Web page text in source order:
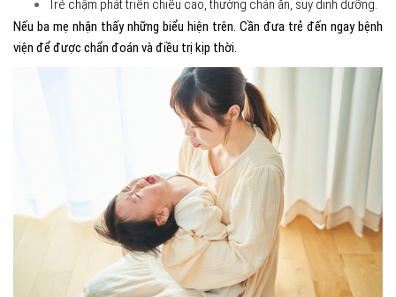
Trẻ chậm phát triển chiều cao, thường chán ăn, suy dinh dưỡng.
Nếu ba mẹ nhận thấy những biểu hiện trên. Cần đưa trẻ đến ngay bệnh
viện để được chẩn đoán và điều trị kịp thời.